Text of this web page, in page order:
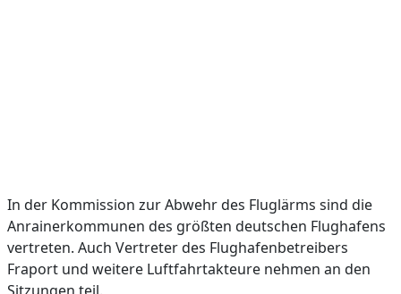
In der Kommission zur Abwehr des Fluglärms sind die
Anrainerkommunen des größten deutschen Flughafens
vertreten. Auch Vertreter des Flughafenbetreibers
Fraport und weitere Luftfahrtakteure nehmen an den